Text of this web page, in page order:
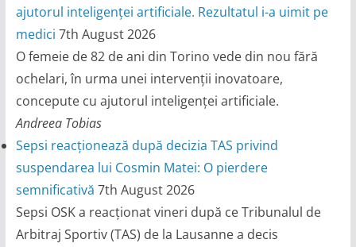
ajutorul inteligenței artificiale. Rezultatul i-a uimit pe
medici 7th August 2026
O femeie de 82 de ani din Torino vede din nou fără
ochelari, în urma unei intervenții inovatoare,
concepute cu ajutorul inteligenței artificiale.
Andreea Tobias
Sepsi reacționează după decizia TAS privind
suspendarea lui Cosmin Matei: O pierdere
semnificativă 7th August 2026
Sepsi OSK a reacționat vineri după ce Tribunalul de
Arbitraj Sportiv (TAS) de la Lausanne a decis